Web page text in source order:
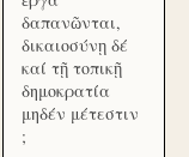
δαπανῶνται,
δικαιοσύνῃ δέ
καί τῇ τοπικῇ
δημοκρατία
μηδέν μέτεστιν
;